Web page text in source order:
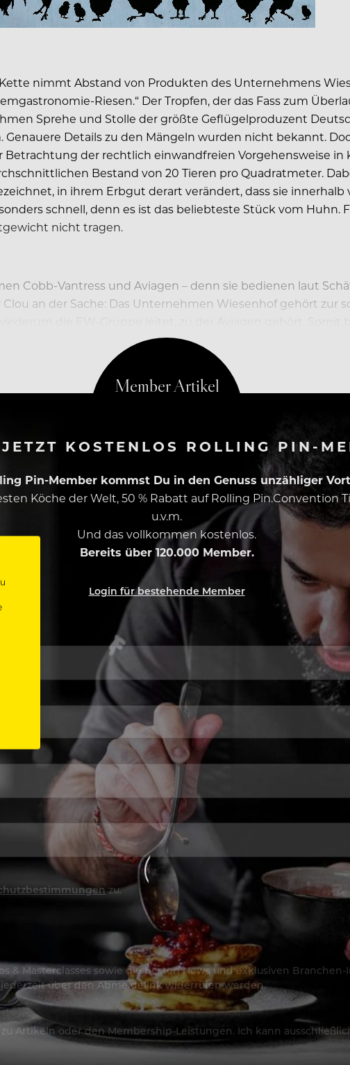
nimmt Abstand von Produkten des Unternehmens
Riesen.“ Der Tropfen, der das Fass zum
Sprehe und Stolle der größte Geflügelproduzent
Genauere Details zu den Mängeln wurden nicht bekannt.
der rechtlich einwandfreien Vorgehensweise
Bestand von 20 Tieren pro Quadratmeter.
in ihrem Erbgut derart verändert, dass sie
schnell, denn es ist das beliebteste Stück vom Huhn.
nicht tragen.
Cobb-Vantress und Aviagen – denn sie bedienen laut
an der Sache: Das Unternehmen Wiesenhof gehört zur
mit Maschinen von den Knochen geschabt und
KOSTENLOS ROLLING PIN-
Pin-Member kommst Du in den Genuss unzähliger
Köche der Welt, 50 % Rabatt auf Rolling
u.v.m.
Und das vollkommen kostenlos.
Bereits über 120.000 Member.
Login für bestehende Member
zu.
& Masterclasses sowie die besten News und exklusiven
über den Abmeldelink widerrufen werden.
Artikeln oder den Membership-Leistungen. Ich kann